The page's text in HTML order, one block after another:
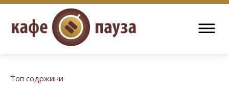
Топ содржини